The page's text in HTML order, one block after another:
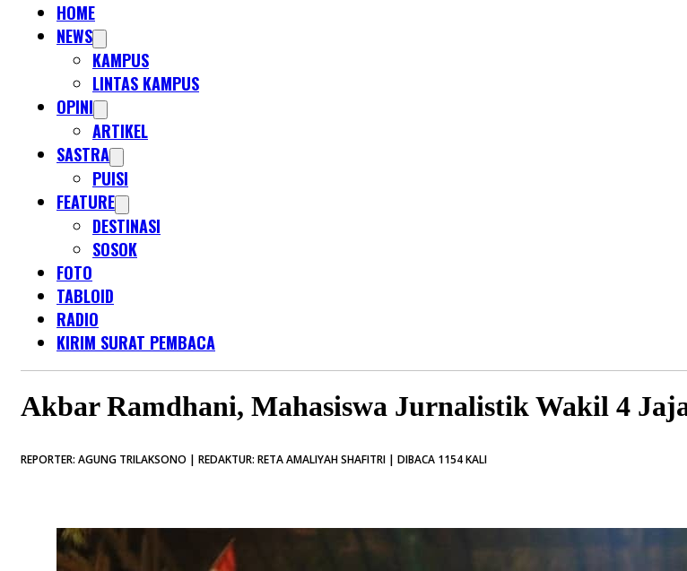
HOME
NEWS
KAMPUS
LINTAS KAMPUS
OPINI
ARTIKEL
SASTRA
PUISI
FEATURE
DESTINASI
SOSOK
FOTO
TABLOID
RADIO
KIRIM SURAT PEMBACA
Akbar Ramdhani, Mahasiswa Jurnalistik Wakil 4
REPORTER: AGUNG TRILAKSONO | REDAKTUR: RETA AMALIYAH SHAFITRI | DIBACA 1154 KALI